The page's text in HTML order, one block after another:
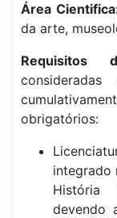
Área
da arte,
Requisitos
obrigatórios:
integrado
História
devendo